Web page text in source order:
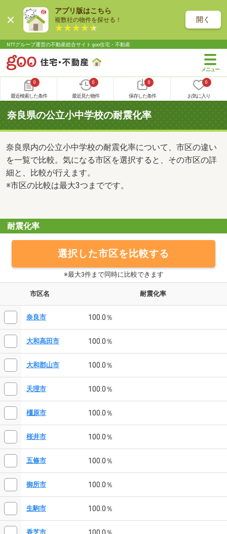
アプリ版はこちら
複数社の物件を探せる！ 開く
NTTグループ運営の不動産総合サイト goo住宅・不動産
0
最近検索した条件
0
最近見た物件
0
保存した条件
0
お気に入り
奈良県の公立小中学校の耐震化率
奈良県内の公立小中学校の耐震化率について、市区の違い
を一覧で比較。気になる市区を選択すると、その市区の詳
細と、比較が行えます。
※市区の比較は最大3つまでです。
耐震化率
選択した市区を比較する
※最大3件まで同時に比較できます
市区名 耐震化率
奈良市 100.0％
大和高田市 100.0％
大和郡山市 100.0％
天理市 100.0％
橿原市 100.0％
桜井市 100.0％
五條市 100.0％
御所市 100.0％
生駒市 100.0％
香芝市